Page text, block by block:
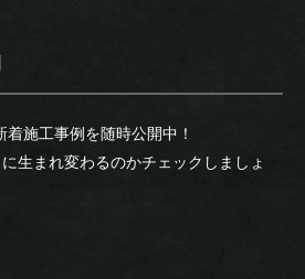
施工事例を随時公開中！
生まれ変わるのかチェックしましょ